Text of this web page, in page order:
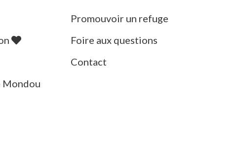
Mondou
Promouvoir un refuge
Foire aux questions
Contact